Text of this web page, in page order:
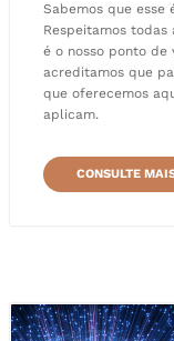
Sabemos que esse
Respeitamos
é o nosso ponto de
acreditamos que
que oferecemos
aplicam.
CONSULTE